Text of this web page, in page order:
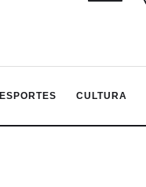
ESPORTES CULTURA